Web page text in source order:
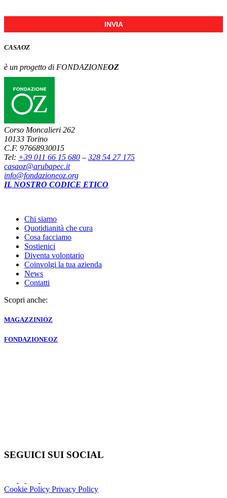
INVIA
CASAOZ
è un progetto di FONDAZIONEOZ
Corso Moncalieri 262
10133 Torino
C.F. 97668930015
Tel: +39 011 66 15 680 – 328 54 27 175
casaoz@arubapec.it
info@fondazioneoz.org
IL NOSTRO CODICE ETICO
Chi siamo
Quotidianità che cura
Cosa facciamo
Sostienici
Diventa volontario
Coinvolgi la tua azienda
News
Contatti
Scopri anche:
MAGAZZINIOZ
FONDAZIONEOZ
SEGUICI SUI SOCIAL
Cookie Policy Privacy Policy